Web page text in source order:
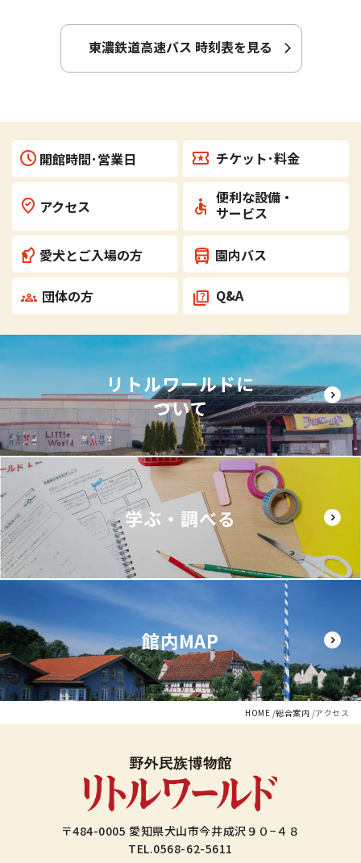
東濃鉄道高速バス 時刻表を見る
開館時間･営業日 チケット･料金
アクセス
便利な設備・
サービス
愛犬とご入場の方
団体の方
園内バス
Q&A
リトルワールドに
ついて
学ぶ・調べる
館内MAP
HOME 総合案内 アクセス
〒484-0005 愛知県犬山市今井成沢９０−４８
TEL.0568-62-5611